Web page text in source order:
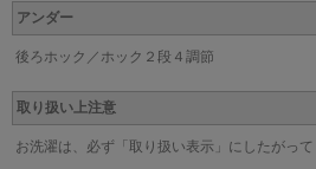
アンダー
後ろホック／ホック２段４調節
取り扱い上注意
お洗濯は、必ず「取り扱い表示」にしたがって